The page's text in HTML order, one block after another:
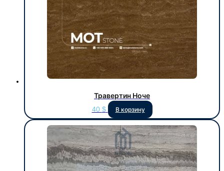
Травертин Ноче
40 $ В корзину